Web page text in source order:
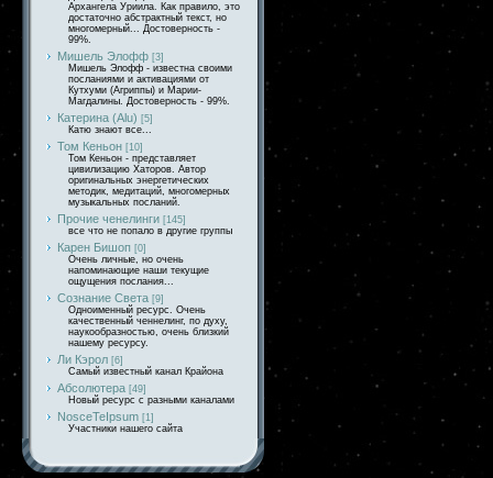
Архангела Уриила. Как правило, это
достаточно абстрактный текст, но
многомерный... Достоверность -
99%.
Мишель Элофф [3]
Мишель Элофф - известна своими
посланиями и активациями от
Кутхуми (Агриппы) и Марии-
Магдалины. Достоверность - 99%.
Катерина (Alu) [5]
Катю знают все...
Том Кеньон [10]
Том Кеньон - представляет
цивилизацию Хаторов. Автор
оригинальных энергетических
методик, медитаций, многомерных
музыкальных посланий.
Прочие ченелинги [145]
все что не попало в другие группы
Карен Бишоп [0]
Очень личные, но очень
напоминающие наши текущие
ощущения послания...
Сознание Света [9]
Одноименный ресурс. Очень
качественный ченнелинг, по духу,
наукообразностью, очень близкий
нашему ресурсу.
Ли Кэрол [6]
Самый известный канал Крайона
Абсолютера [49]
Новый ресурс с разными каналами
NosceTeIpsum [1]
Участники нашего сайта